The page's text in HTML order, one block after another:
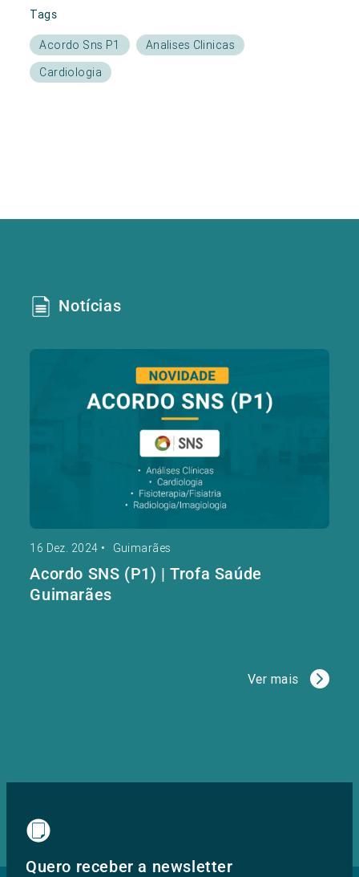
Tags
Acordo Sns P1
Analises Clinicas
Cardiologia
Notícias
16 Dez. 2024 • Guimarães
Acordo SNS (P1) | Trofa Saúde
Guimarães
Ver mais
Quero receber a newsletter